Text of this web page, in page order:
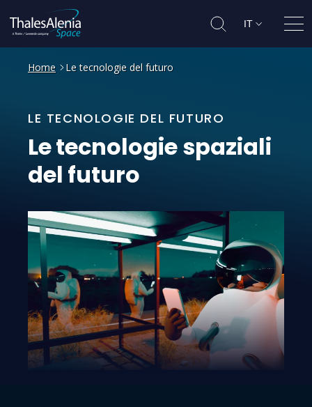
IT
Home Le tecnologie del futuro
LE TECNOLOGIE DEL FUTURO
Letecnologiespaziali
del futuro